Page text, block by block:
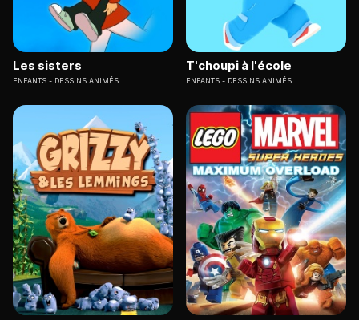
Les sisters
ENFANTS DESSINS ANIMÉS
T'choupi à l'école
ENFANTS DESSINS ANIMÉS